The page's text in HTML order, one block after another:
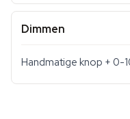
Dimmen
Handmatige knop + 0-